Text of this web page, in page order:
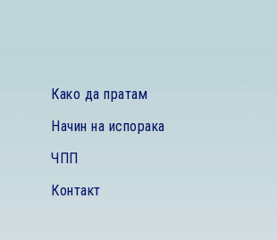
Како да пратам
Начин на испорака
ЧПП
Контакт